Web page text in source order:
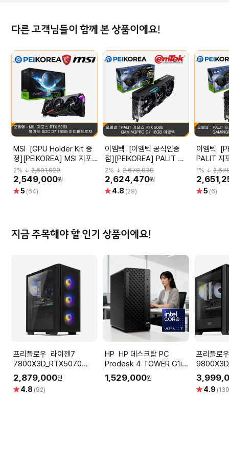
다른 고객님들이 함께 본 상품이에요!
MSI [GPU Holder Kit 증
정][PEIKOREA] MSI 지포
스 RTX 5080 뱅가드 SOC
D7 16GB 하이퍼프로져
2% ↓ 2,601,020
2,549,000원
별5 (64)
이엠텍 [이엠텍 공식인증
점][PEIKOREA] PALIT 지
포스 RTX 5080
GAMINGPRO D7 16GB 이
엠텍
2% ↓2,678,030
2,624,470원
별 4.8 (29)
이엠텍 [PEIKOREA]
PALIT 지
엠텍
1 % ↓
별5 (6)
지금 주목해야 할 인기 상품이에요!
프리플로우 라이젠7
7800X3D_RTX5070
12GB 컴퓨터본체 (ULTRA
GAMING X7 A57L) AMD
게이밍컴퓨터 조립PC
2,879,000원
별 4.8 (92)
HP HP 데스크탑 PC
Prodesk 4 TOWER G1i
울트라7 265 OS미포함
1,529,000원
프리플로우 라이
퓨터본체
GAMING
AMD 게
별 4.9